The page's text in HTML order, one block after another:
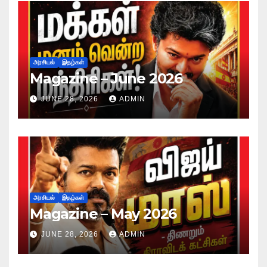
அரசியல் இதழ்கள்
Magazine – June 2026
JUNE 28, 2026 ADMIN
அரசியல் இதழ்கள்
Magazine – May 2026
JUNE 28, 2026 ADMIN